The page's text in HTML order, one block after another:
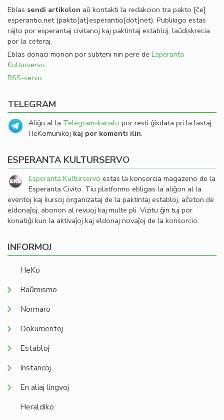
Eblas sendi artikolon aŭ kontakti la redakcion tra pakto [ĉe]
esperantio.net(pakto[at]esperantio[dot]net). Publikigo estas
rajto por esperantaj civitanoj kaj paktintaj establoj, laŭdiskrecia
por la ceteraj.
Eblas donaci monon por subteni nin pere de Esperanta
Kulturservo.
RSS-servo
TELEGRAM
Aliĝu al la Telegram-kanalo por resti ĝisdata pri la lastaj
HeKomunikoj kaj por komenti ilin.
ESPERANTA KULTURSERVO
Esperanta Kulturservo estas la konsorcia magazeno de la
Esperanta Civito. Tiu platformo ebligas la aliĝon al la
eventoj kaj kursoj organizataj de la paktintaj establoj, aĉeton de
eldonaĵoj, abonon al revuoj kaj multe pli. Vizitu ĝin tuj por
konatiĝi kun la aktivaĵoj kaj eldonaj novaĵoj de la konsorcio.
INFORMOJ
HeKo
Raŭmismo
Normaro
Dokumentoj
Establoj
Instancoj
En aliaj lingvoj
Heraldiko